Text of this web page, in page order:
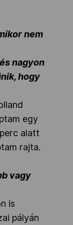
nem
nagyon
hogy
egy
alatt
rajta.
vagy
is
pályán